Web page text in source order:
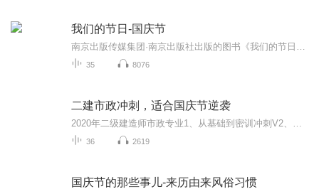
我们的节日-国庆节
35 8076
二建市政冲刺，适合国庆节逆袭
36 2619
国庆节的那些事儿-来历由来风俗习惯